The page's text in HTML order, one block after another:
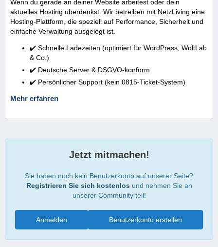
Wenn du gerade an deiner Website arbeitest oder dein
aktuelles Hosting überdenkst: Wir betreiben mit NetzLiving eine
Hosting-Plattform, die speziell auf Performance, Sicherheit und
einfache Verwaltung ausgelegt ist.
✔️ Schnelle Ladezeiten (optimiert für WordPress, WoltLab
& Co.)
✔️ Deutsche Server & DSGVO-konform
✔️ Persönlicher Support (kein 0815-Ticket-System)
Mehr erfahren
Jetzt mitmachen!
Sie haben noch kein Benutzerkonto auf unserer Seite?
Registrieren Sie sich kostenlos und nehmen Sie an
unserer Community teil!
Benutzerkonto erstellen
Anmelden